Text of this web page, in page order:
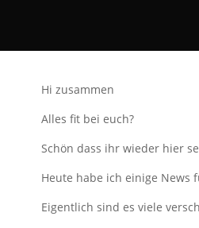
Hi zusammen
Alles fit bei euch?
Schön dass ihr wieder hier
Heute habe ich einige News
Eigentlich sind es viele